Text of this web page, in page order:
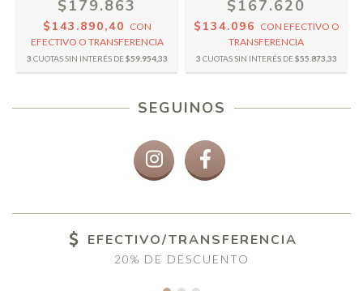
$179.863
$143.890,40 CON
EFECTIVO O TRANSFERENCIA
3 CUOTAS SIN INTERÉS DE$59.954,33
$167.620
$134.096 CON EFECTIVO O
TRANSFERENCIA
3 CUOTAS SIN INTERÉS DE$55.873,33
SEGUINOS
EFECTIVO/TRANSFERENCIA
20% DE DESCUENTO